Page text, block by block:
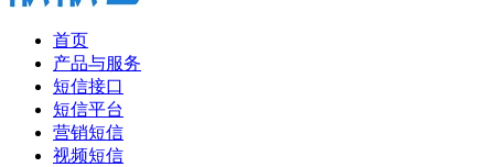
首页
产品与服务
短信接口
短信平台
营销短信
视频短信